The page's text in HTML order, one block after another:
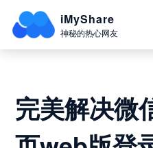
iMyShare
神秘的热心网友
完美解决微